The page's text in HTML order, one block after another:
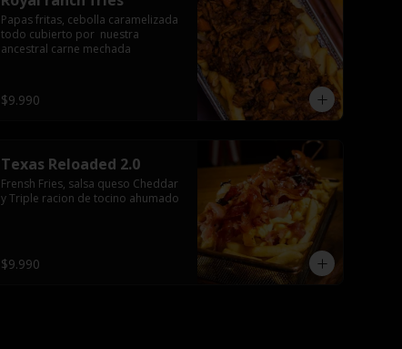
Papas fritas, cebolla caramelizada
todo cubierto por  nuestra
ancestral carne mechada
$9.990
Texas Reloaded 2.0
Frensh Fries, salsa queso Cheddar
y Triple racion de tocino ahumado
$9.990